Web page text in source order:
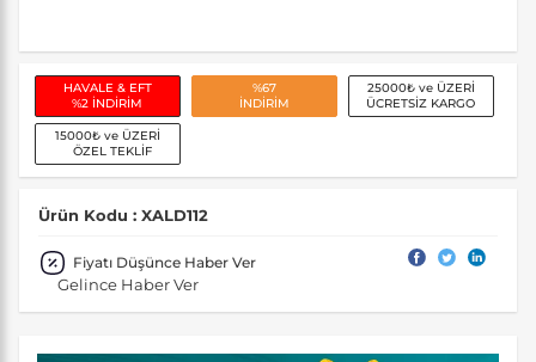
HAVALE & EFT
%2 İNDİRİM
%67
İNDİRİM
25000₺ ve ÜZERİ
ÜCRETSİZ KARGO
15000₺ ve ÜZERİ
ÖZEL TEKLİF
Ürün Kodu : XALD112
Fiyatı Düşünce Haber Ver
Gelince Haber Ver